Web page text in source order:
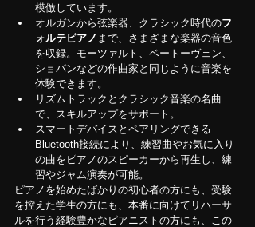
模倣しています。
オルガンから弦楽器、クラシック時代のフ
ォルテピアノ まで、さまざまな楽器の音色
を収録。モーツァルト、ベートーヴェン、
ショパンなどの作曲家と同じように音楽を
体験できます。
リズムトラックとクラシック音楽の名曲
で、スキルアップをサポート。
スマートデバイスとペアリングできる
Bluetooth接続により、練習曲やお気に入り
の曲をピアノのスピーカーから再生し、練
習やジャム演奏が可能。
ピアノを始めたばかりの初心者の方にも、受験
を控えた学生の方にも、本番に向けてリハーサ
ルを行う経験豊かなピアニストの方にも、この